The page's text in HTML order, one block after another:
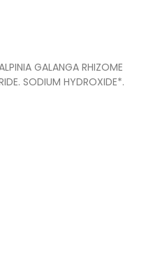
GALANGA RHIZOME
SODIUM HYDROXIDE*.